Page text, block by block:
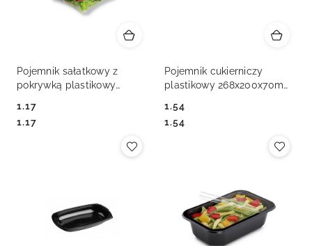
Pojemnik sałatkowy z
pokrywką plastikowy
Cena:
1.17
Cena:
1.17
Pojemnik cukierniczy
plastikowy 268x200x70mm
Cena:
1.54
Cena:
1.54